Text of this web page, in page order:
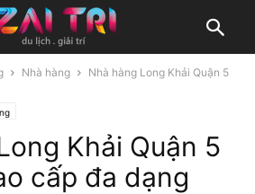
Nhà hàng
Nhà hàng Long Khải Quận 5
Khải Quận 5
cấp đa dạng